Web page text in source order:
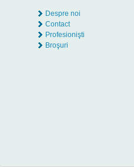
Despre noi
Contact
Profesionişti
Broşuri